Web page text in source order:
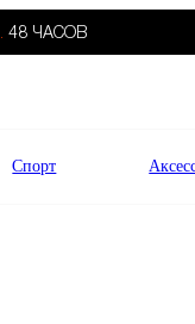
48 ЧАСОВ
Спорт